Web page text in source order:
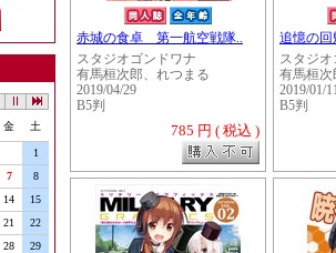
金 土
1
7
8
14
15
21
22
28
29
赤城の食卓 第一航空戦隊..
スタジオゴンドワナ
有馬桓次郎、れつまる
2019/04/29
B5判
785 円 ( 税込 )
追憶の回
スタジ
有馬桓次
2019/01/
B5判